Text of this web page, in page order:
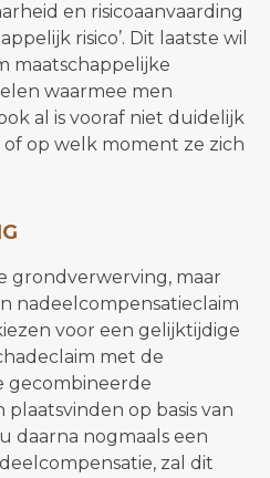
en risicoaanvaarding
risico’. Dit laatste wil
maatschappelijke
waarmee men
al is vooraf niet duidelijk
op welk moment ze zich
grondverwerving, maar
nadeelcompensatieclaim
voor een gelijktijdige
met de
gecombineerde
op basis van
daarna nogmaals een
zal dit